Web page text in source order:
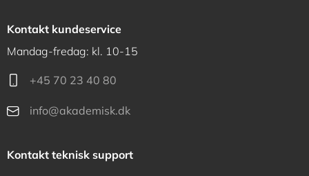
Kontakt kundeservice
Mandag-fredag: kl. 10-15
+45 70 23 40 80
info@akademisk.dk
Kontakt teknisk support